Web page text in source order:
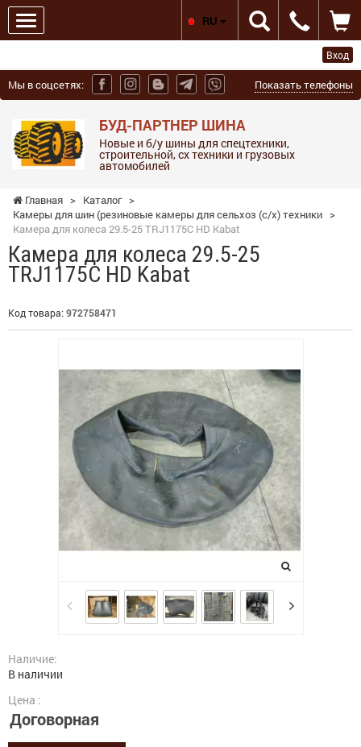
Вход
Мы в соцсетях: Показать телефоны
БУД-ПАРТНЕР ШИНА
Новые и б/у шины для спецтехники,
строительной, сх техники и грузовых
автомобилей
RU
Главная > Каталог >
Камеры для шин (резиновые камеры для сельхоз (с/х) техники >
Камера для колеса 29.5-25 TRJ1175C HD Kabat
Камера для колеса 29.5-25
TRJ1175C HD Kabat
Код товара: 972758471
Наличие:
В наличии
Цена :
Договорная